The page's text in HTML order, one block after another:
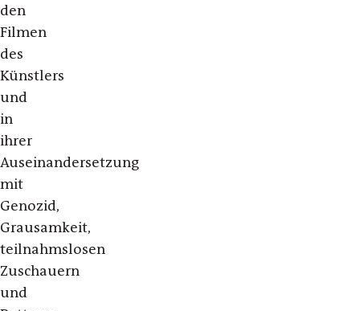
den
Filmen
des
Künstlers
und
in
ihrer
Auseinandersetzung
mit
Genozid,
Grausamkeit,
teilnahmslosen
Zuschauern
und